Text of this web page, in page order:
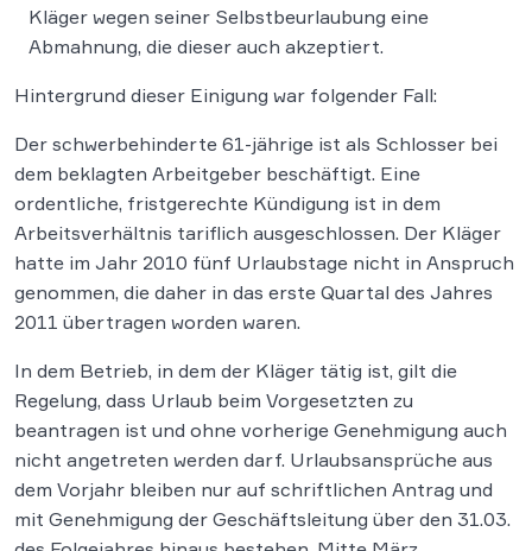
Kläger wegen seiner Selbstbeurlaubung eine
Abmahnung, die dieser auch akzeptiert.
Hintergrund dieser Einigung war folgender Fall:
Der schwerbehinderte 61-jährige ist als Schlosser bei
dem beklagten Arbeitgeber beschäftigt. Eine
ordentliche, fristgerechte Kündigung ist in dem
Arbeitsverhältnis tariflich ausgeschlossen. Der Kläger
hatte im Jahr 2010 fünf Urlaubstage nicht in Anspruch
genommen, die daher in das erste Quartal des Jahres
2011 übertragen worden waren.
In dem Betrieb, in dem der Kläger tätig ist, gilt die
Regelung, dass Urlaub beim Vorgesetzten zu
beantragen ist und ohne vorherige Genehmigung auch
nicht angetreten werden darf. Urlaubsansprüche aus
dem Vorjahr bleiben nur auf schriftlichen Antrag und
mit Genehmigung der Geschäftsleitung über den 31.03.